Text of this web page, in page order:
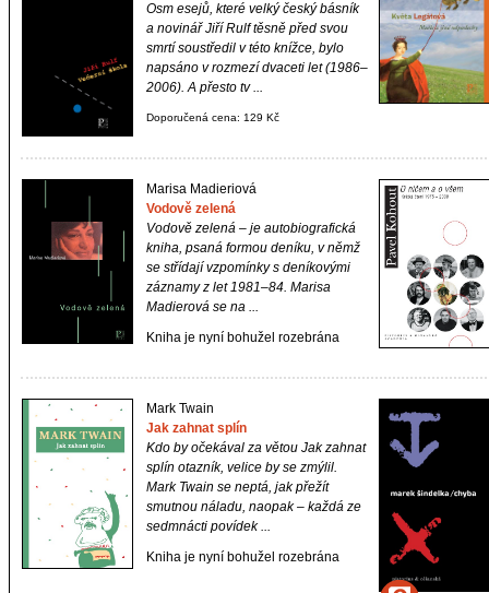
Osm esejů, které velký český básník
a novinář Jiří Rulf těsně před svou
smrtí soustředil v této knížce, bylo
napsáno v rozmezí dvaceti let (1986–
2006). A přesto tv ...
Doporučená cena: 129 Kč
Marisa Madieriová
Vodově zelená
Vodově zelená – je autobiografická
kniha, psaná formou deníku, v němž
se střídají vzpomínky s deníkovými
záznamy z let 1981–84. Marisa
Madierová se na ...
Kniha je nyní bohužel rozebrána
Mark Twain
Jak zahnat splín
Kdo by očekával za větou Jak zahnat
splín otazník, velice by se zmýlil.
Mark Twain se neptá, jak přežít
smutnou náladu, naopak – každá ze
sedmnácti povídek ...
Kniha je nyní bohužel rozebrána